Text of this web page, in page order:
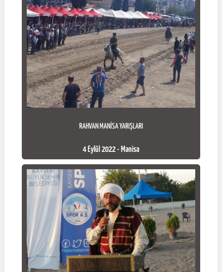
RAHVAN MANİSA YARIŞLARI
4 Eylül 2022 - Manisa